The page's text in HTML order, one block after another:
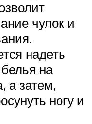
чулок и
надеть
на
а затем,
ногу и